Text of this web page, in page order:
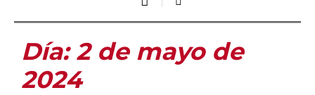
Día:2 de mayo de
2024